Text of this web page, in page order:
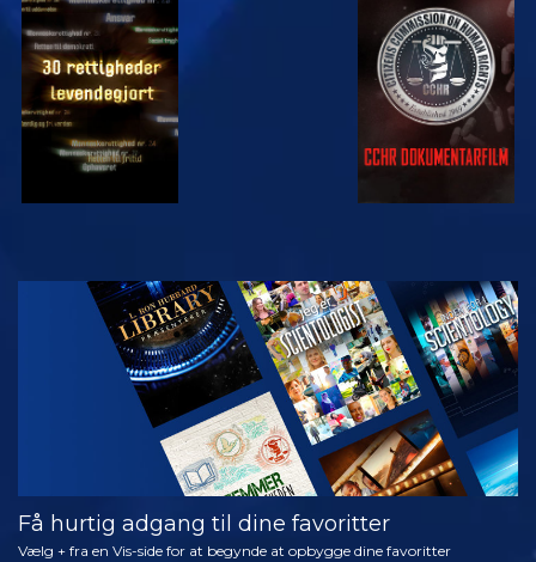
SE SE
SE
UDFORSK
SERIEN
Få hurtig adgang til dine favoritter
Vælg + fra en Vis-side for at begynde at opbygge dine favoritter